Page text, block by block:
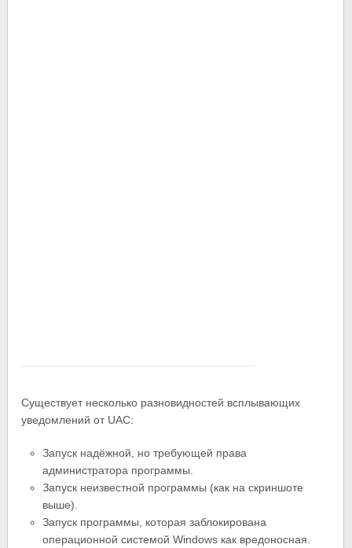
Существует несколько разновидностей всплывающих
уведомлений от UAC:
Запуск надёжной, но требующей права
администратора программы.
Запуск неизвестной программы (как на скриншоте
выше).
Запуск программы, которая заблокирована
операционной системой Windows как вредоносная.